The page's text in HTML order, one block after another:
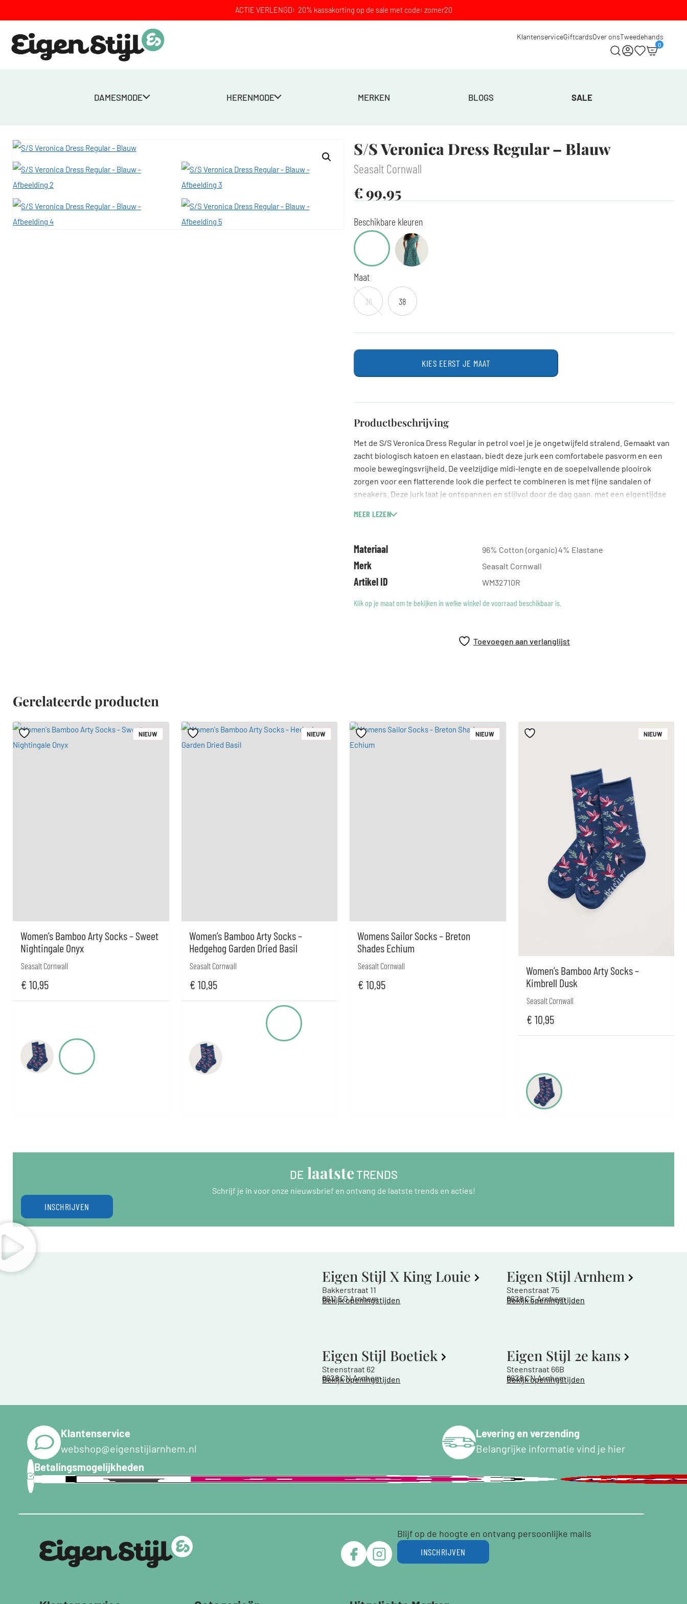
ACTIE VERLENGD: 20% kassakorting op de sale met code: zomer20
KlantenserviceGiftcardsOver onsTweedehands
0
DAMESMODE HERENMODE MERKEN BLOGS SALE
S/S Veronica Dress Regular – Blauw
Seasalt Cornwall
€99,95
Beschikbare kleuren
Maat
36 38
KIES EERST JE MAAT
Productbeschrijving
Met de S/S Veronica Dress Regular in petrol voel je je ongetwijfeld stralend. Gemaakt van
zacht biologisch katoen en elastaan, biedt deze jurk een comfortabele pasvorm en een
mooie bewegingsvrijheid. De veelzijdige midi-lengte en de soepelvallende plooirok
zorgen voor een flatterende look die perfect te combineren is met fijne sandalen of
sneakers. Deze jurk laat je ontspannen en stijlvol door de dag gaan, met een eigentijdse
MEER LEZEN
Materiaal 96% Cotton (organic) 4% Elastane
Merk Seasalt Cornwall
Artikel ID WM32710R
Klik op je maat om te bekijken in welke winkel de voorraad beschikbaar is.
Toevoegen aan verlanglijst
Gerelateerde producten
Women’s Bamboo Arty Socks – Sweet
Nightingale Onyx
Seasalt Cornwall
€ 10,95
NIEUW
Women’s Bamboo Arty Socks –
Hedgehog Garden Dried Basil
Seasalt Cornwall
€ 10,95
NIEUW
Womens Sailor Socks – Breton
Shades Echium
Seasalt Cornwall
€ 10,95
NIEUW
Women’s Bamboo Arty Socks –
Kimbrell Dusk
Seasalt Cornwall
€ 10,95
NIEUW
DE laatste TRENDS
Schrijf je in voor onze nieuwsbrief en ontvang de laatste trends en acties!
INSCHRIJVEN
Eigen Stijl X King Louie
Bakkerstraat 11
6811 EG Arnhem
Bekijk openingstijden
Eigen Stijl Arnhem
Steenstraat 75
6828 CE Arnhem
Bekijk openingstijden
Eigen Stijl Boetiek
Steenstraat 62
6828 CN Arnhem
Bekijk openingstijden
Eigen Stijl 2e kans
Steenstraat 66B
6828 CN Arnhem
Bekijk openingstijden
Klantenservice
webshop@eigenstijlarnhem.nl
Levering en verzending
Belangrijke informatie vind je hier
Betalingsmogelijkheden
Blijf op de hoogte en ontvang persoonlijke mails
INSCHRIJVEN